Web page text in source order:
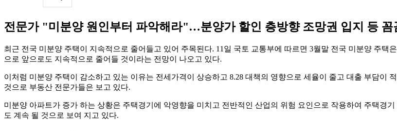
전문가 "미분양 원인부터 파악해라"…분양가 할인 층방향 조망권 입지 등 꼼
최근 전국 미분양 주택이 지속적으로 줄어들고 있어 주목된다. 11일 국토 교통부에 따르면 3월말 전국 미분양 주택
으로 앞으로도 지속적으로 줄어들 것이라는 전망이 나오고 있다.
이처럼 미분양 주택이 감소하고 있는 이유는 전세가격이 상승하고 8.28 대책의 영향으로 세율이 줄고 대출 부담이
것으로 부동산 전문가들은 보고 있다.
미분양 아파트가 증가 하는 상황은 주택경기에 악영향을 미치고 전반적인 산업의 위험 요인으로 작용하여 주택경
도 계속 될 것으로 보여 지고 있다.